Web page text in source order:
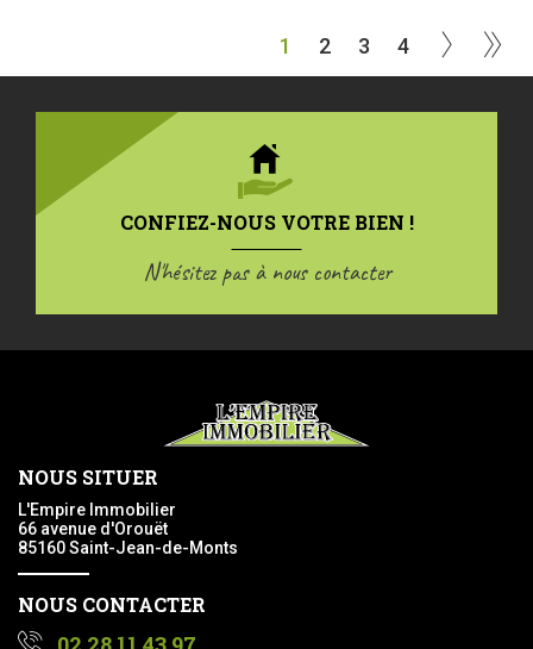
1 2 3 4
CONFIEZ-NOUS VOTRE BIEN !
N'hésitez pas à nous contacter
NOUS SITUER
L'Empire Immobilier
66 avenue d'Orouët
85160 Saint-Jean-de-Monts
NOUS CONTACTER